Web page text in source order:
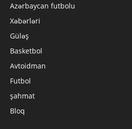
Azərbaycan futbolu
Xəbərləri
Güləş
Basketbol
Avtoidman
Futbol
şahmat
Bloq